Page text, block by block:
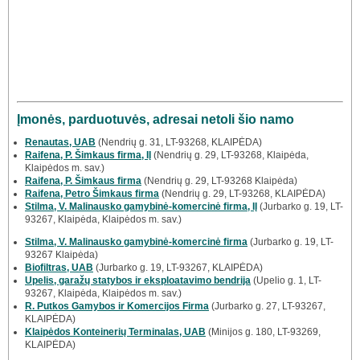
Įmonės, parduotuvės, adresai netoli šio namo
Renautas, UAB (Nendrių g. 31, LT-93268, KLAIPĖDA)
Raifena, P. Šimkaus firma, IĮ
(Nendrių g. 29, LT-93268, Klaipėda,
Klaipėdos m. sav.)
Raifena, P. Šimkaus firma (Nendrių g. 29, LT-93268 Klaipėda)
Raifena, Petro Šimkaus firma (Nendrių g. 29, LT-93268, KLAIPĖDA)
Stilma, V. Malinausko gamybinė-komercinė firma, IĮ
(Jurbarko g. 19, LT-
93267, Klaipėda, Klaipėdos m. sav.)
Stilma, V. Malinausko gamybinė-komercinė firma (Jurbarko g. 19, LT-
93267 Klaipėda)
Biofiltras, UAB (Jurbarko g. 19, LT-93267, KLAIPĖDA)
Upelis, garažų statybos ir eksploatavimo bendrija (Upelio g. 1, LT-
93267, Klaipėda, Klaipėdos m. sav.)
R. Putkos Gamybos ir Komercijos Firma (Jurbarko g. 27, LT-93267,
KLAIPĖDA)
Klaipėdos Konteinerių Terminalas, UAB (Minijos g. 180, LT-93269,
KLAIPĖDA)